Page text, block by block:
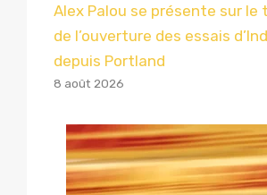
Alex Palou se présente sur le
de l’ouverture des essais
depuis Portland
8 août 2026